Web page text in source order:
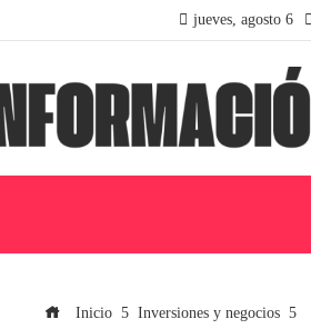
jueves, agosto 6
Inicio
Inversiones y negocios